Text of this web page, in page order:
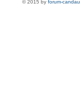
© 2015 by forum-